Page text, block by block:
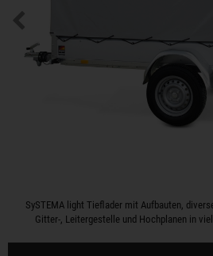
SySTEMA light Tieflader mit Aufbauten,
Gitter-, Leitergestelle und Hochplanen in